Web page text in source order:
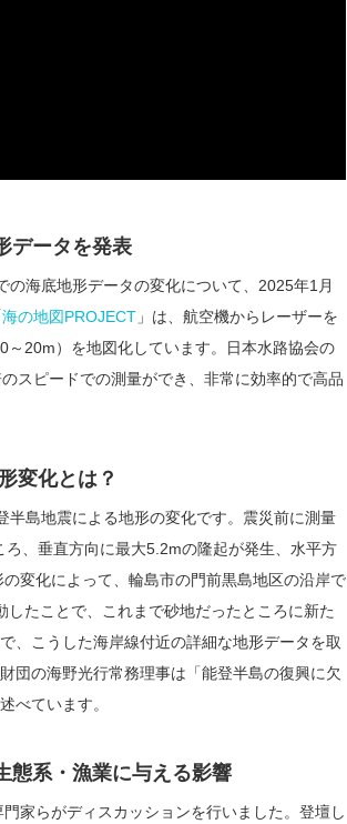
データを発表
の海底地形データの変化について、2025年1月
海の地図PROJECT」は、航空機からレーザーを
20m）を地図化しています。日本水路協会の
スピードでの測量ができ、非常に効率的で高品
変化とは？
島地震による地形の変化です。震災前に測量
、垂直方向に最大5.2mの隆起が発生、水平方
変化によって、輪島市の門前黒島地区の沿岸で
たことで、これまで砂地だったところに新た
、こうした海岸線付近の詳細な地形データを取
団の海野光行常務理事は「能登半島の復興に欠
べています。
態系・漁業に与える影響
家らがディスカッションを行いました。登壇し